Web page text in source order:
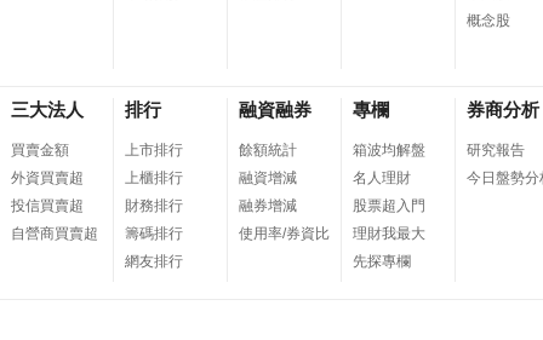
概念股
三大法人
買賣金額
外資買賣超
投信買賣超
自營商買賣超
排行
上市排行
上櫃排行
財務排行
籌碼排行
網友排行
融資融券
餘額統計
融資增減
融券增減
使用率/券資比
專欄
箱波均解盤
名人理財
股票超入門
理財我最大
先探專欄
券商分析
研究報告
今日盤勢分